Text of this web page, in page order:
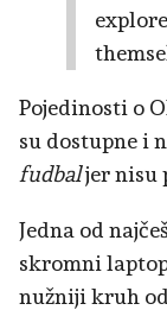
Pojedinosti o
su dostupne i
fudbaljer nisu
Jedna od
skromni
nužniji kruh